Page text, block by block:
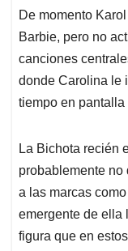
De momento
Barbie, pero no
canciones
donde Carolina le
tiempo en
La Bichota recién
probablemente no
a las marcas
emergente de ella
figura que en